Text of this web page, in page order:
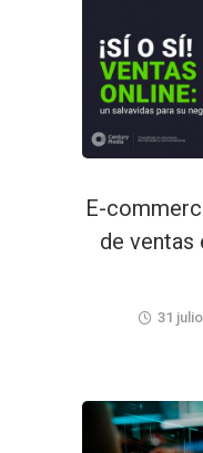
E-
de ventas
31